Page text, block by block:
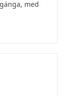
med